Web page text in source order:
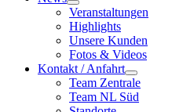
Veranstaltungen
Highlights
Unsere Kunden
Fotos & Videos
Kontakt / Anfahrt
Team Zentrale
Team NL Süd